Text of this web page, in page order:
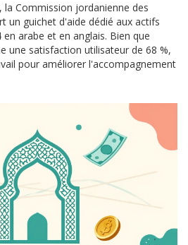
la Commission jordanienne des
un guichet d'aide dédié aux actifs
arabe et en anglais. Bien que
une satisfaction utilisateur de 68 %,
pour améliorer l'accompagnement